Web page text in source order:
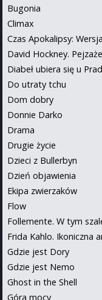
Bugonia
Climax
Czas Apokalipsy:
David Hockney.
Diabeł ubiera się u
Do utraty tchu
Dom dobry
Donnie Darko
Drama
Drugie życie
Dzieci z Bullerbyn
Dzień objawienia
Ekipa zwierzaków
Flow
Follemente. W tym
Frida Kahlo. Ikoniczna
Gdzie jest Dory
Gdzie jest Nemo
Ghost in the Shell
Góra mocy